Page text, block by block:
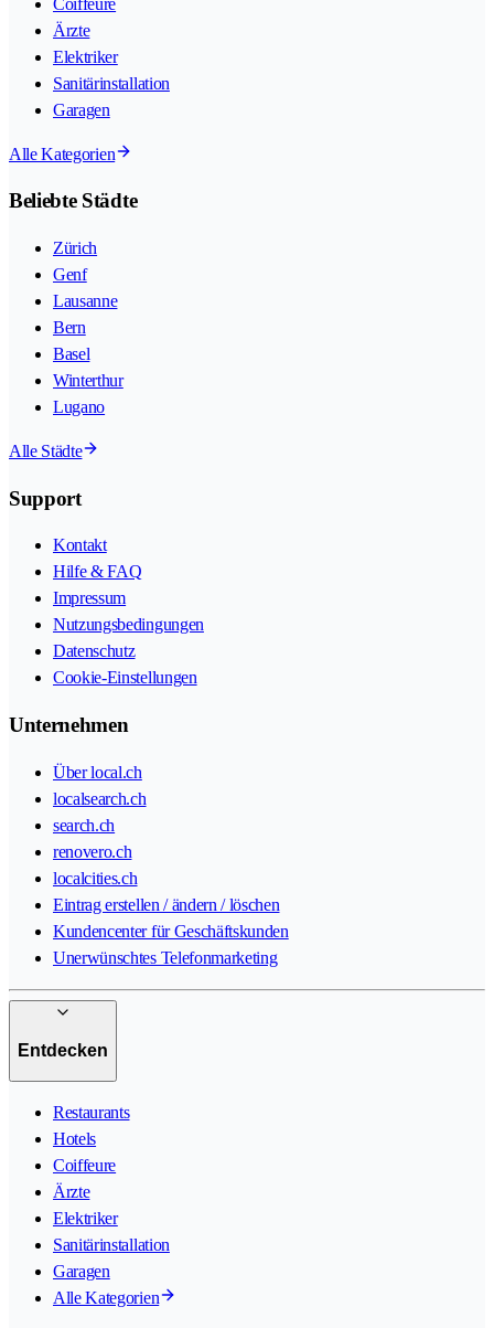
Ärzte
Elektriker
Sanitärinstallation
Garagen
Alle Kategorien
Beliebte Städte
Zürich
Genf
Lausanne
Bern
Basel
Winterthur
Lugano
Alle Städte
Support
Kontakt
Hilfe & FAQ
Impressum
Nutzungsbedingungen
Datenschutz
Cookie-Einstellungen
Unternehmen
Über local.ch
localsearch.ch
search.ch
renovero.ch
localcities.ch
Eintrag erstellen / ändern / löschen
Kundencenter für Geschäftskunden
Unerwünschtes Telefonmarketing
Entdecken
Restaurants
Hotels
Coiffeure
Ärzte
Elektriker
Sanitärinstallation
Garagen
Alle Kategorien